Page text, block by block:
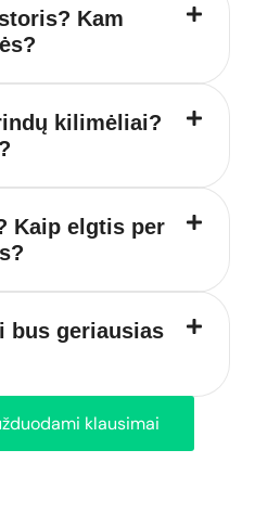
Kam
kilimėliai?
Kaip elgtis per
bus geriausias
klausimai